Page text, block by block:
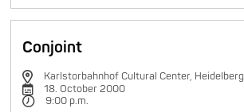
Conjoint
Karlstorbahnhof Cultural Center, Heidelberg
18. October 2000
9:00 p.m.